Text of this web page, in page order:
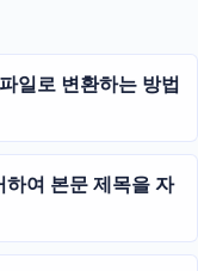
일로 변환하는 방법
여 본문 제목을 자